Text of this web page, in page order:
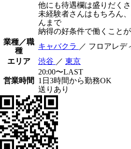
他にも待遇欄は盛りだく
未経験者さんはもちろん
んまで
納得の好条件で働くこと
業種／職
種
キャバクラ ／ フロアレデ
エリア
渋谷 ／ 東京
営業時間
20:00〜LAST
1日3時間から勤務OK
送りあり